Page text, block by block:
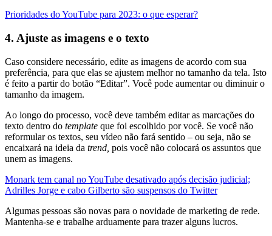
Prioridades do YouTube para 2023: o que esperar?
4. Ajuste as imagens e o texto
Caso considere necessário, edite as imagens de acordo com sua
preferência, para que elas se ajustem melhor no tamanho da tela. Isto
é feito a partir do botão “Editar”. Você pode aumentar ou diminuir o
tamanho da imagem.
Ao longo do processo, você deve também editar as marcações do
texto dentro do template que foi escolhido por você. Se você não
reformular os textos, seu vídeo não fará sentido – ou seja, não se
encaixará na ideia da trend, pois você não colocará os assuntos que
unem as imagens.
Monark tem canal no YouTube desativado após decisão judicial;
Adrilles Jorge e cabo Gilberto são suspensos do Twitter
Algumas pessoas são novas para o novidade de marketing de rede.
Mantenha-se e trabalhe arduamente para trazer alguns lucros.